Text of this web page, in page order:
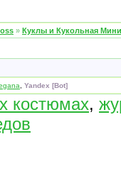
» Куклы и Кукольная
Yandex [Bot]
костюмах,